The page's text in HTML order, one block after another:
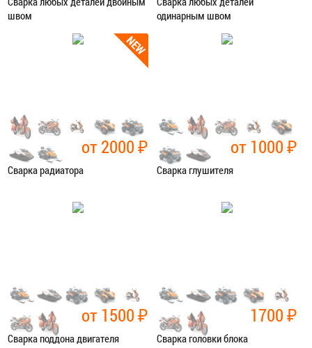
швом
Сварочные работы
одинарным швом
Сварочные работы
от 2000₽
Сварка радиатора
Сварочные работы
от 1000₽
Сварка глушителя
Сварочные работы
от 1500₽
Сварка поддона двигателя
1700₽
Сварка головки блока